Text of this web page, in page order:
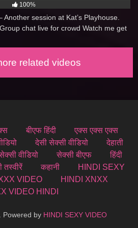
100%
session at Kat’s Playhouse.
chat live for crowd Watch me get
is away
related videos
बीएफ हिंदी
एक्स एक्स एक्स
देसी सेक्सी वीडियो
देहाती
वीडियो सेक्सी बीएफ
हिंदी
तस्वीरें कहानी
HINDI SEXY
VIDEO
HINDI XNXX
VIDEO HINDI
Powered by HINDI SEXY VIDEO